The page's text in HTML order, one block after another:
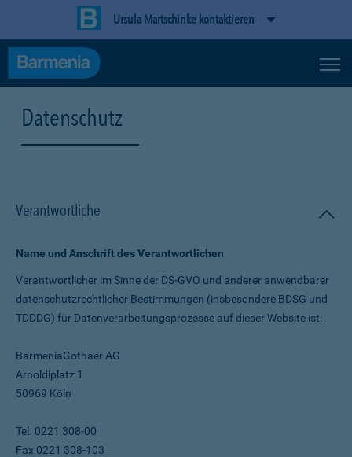
Ursula Martschinke kontaktieren
Datenschutz
Verantwortliche
Name und Anschrift des Verantwortlichen
Verantwortlicher im Sinne der DS-GVO und anderer anwendbarer
datenschutz­rechtlicher Bestimmungen (insbesondere BDSG und
TDDDG) für Daten­verarbeitungs­prozesse auf dieser Website ist:
BarmeniaGothaer AG
Arnoldiplatz 1
50969 Köln
Tel. 0221 308-00
Fax 0221 308-103